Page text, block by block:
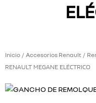
Inicio / Accesorios Renault /
RENAULT MEGANE ELÉCTRICO